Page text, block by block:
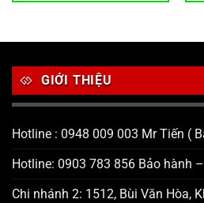
GIỚI THIỆU
Hotline : 0948 009 003 Mr Tiến (
Hotline: 0903 783 856 Bảo hành
Chi nhánh 2: 1512, Bùi Văn Hòa,